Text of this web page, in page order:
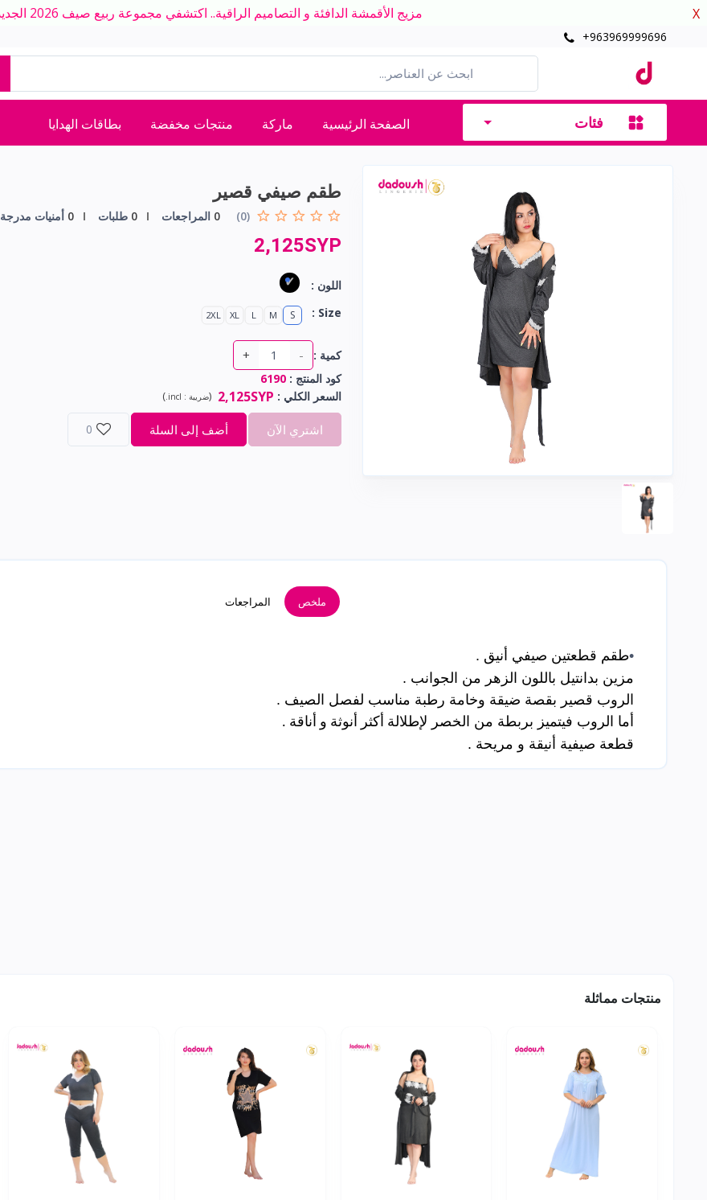
مزيج الأقمشة الدافئة و التصاميم الراقية.. اكتشفي مجموعة ربيع صيف 2026 الجديدة بلمسة عصرية X
+963969999696
فئات الصفحة الرئيسية ماركة منتجات مخفضة بطاقات الهدايا
طقم صيفي قصير
(0)
0 المراجعات 0 طلبات 0 أمنيات مدرجة
2,125SYP
اللون :
Size :
S
M
L
XL
2XL
كمية : -
+
كود المنتج : 6190
السعر الكلي :
2,125SYP
(ضريبة : incl.
)
اشتري الآن أضف إلى السلة 0
ملخص المراجعات
•طقم قطعتين صيفي أنيق .
مزين بدانتيل باللون الزهر من الجوانب .
الروب قصير بقصة ضيقة وخامة رطبة مناسب لفصل الصيف .
أما الروب فيتميز بربطة من الخصر لإطلالة أكثر أنوثة و أناقة .
قطعة صيفية أنيقة و مريحة .
منتجات مماثلة